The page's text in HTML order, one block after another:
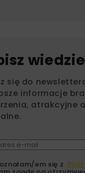
się do
informacje
atrakcyjne
em się z